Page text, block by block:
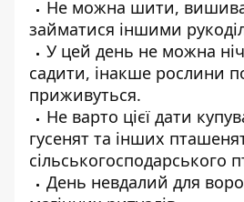
Не можна шити,
займатися іншими
У цей день не можна
садити, інакше рослини
приживуться.
Не варто цієї дати
гусенят та інших
сільськогосподарського
День невдалий для